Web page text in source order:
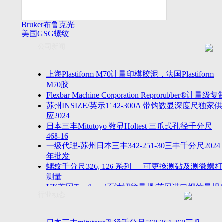
Bruker布鲁克光
谱仪
美国GSG螺纹
上海Plastiform M70计量印模胶泥，法国Plastiform
M70胶
Flexbar Machine Corporation Reprorubber®计量级复
苏州INSIZE/英示1142-300A 带钩数显深度尺独家供
应2024
日本三丰Mitutoyo 数显Holtest 三爪式孔径千分尺
468-16
一级代理-苏州日本三丰342-251-30三丰千分尺2024
年批发
螺纹千分尺326, 126 系列 — 可更换测砧及测微螺杆
测量
UK英国Tru-thread石油螺纹量规/英国进口螺纹量规/
VMS-5040H